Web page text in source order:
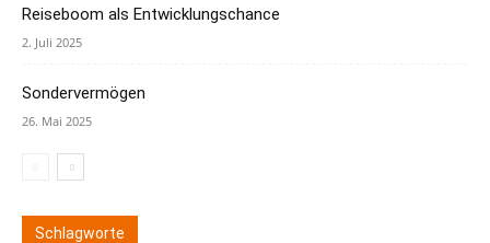
Reiseboom als Entwicklungschance
2. Juli 2025
Sondervermögen
26. Mai 2025
Schlagworte